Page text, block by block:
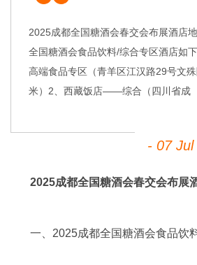
2025成都全国糖酒会春交会布展酒店
全国糖酒会食品饮料/综合专区酒店如
高端食品专区（青羊区江汉路29号文
米）2、西藏饭店——综合（四川省成
- 07 Jul
2025成都全国糖酒会春交会布展
一、2025成都全国糖酒会食品饮